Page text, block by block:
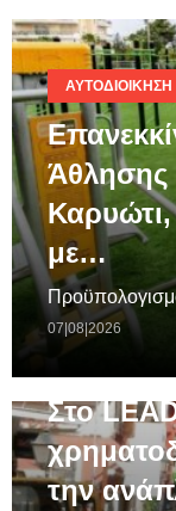
ΑΥΤΟΔΙΟΊΚΗΣΗ
Άθλησης
Καρυώτι,
με…
07|08|2026
Στο
την